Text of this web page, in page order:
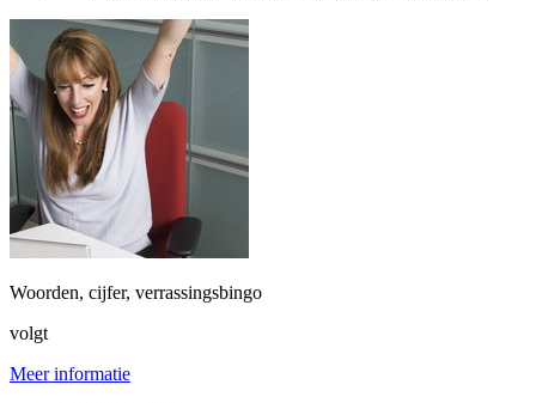
Woorden, cijfer, verrassingsbingo
volgt
Meer informatie